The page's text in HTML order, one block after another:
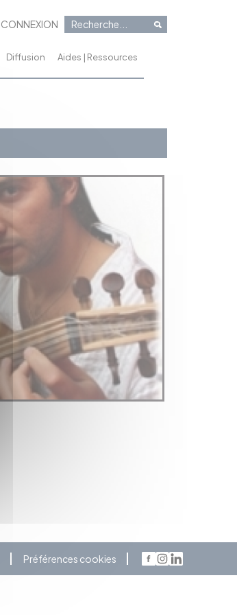
CONNEXION
Diffusion Aides | Ressources
Préférences cookies